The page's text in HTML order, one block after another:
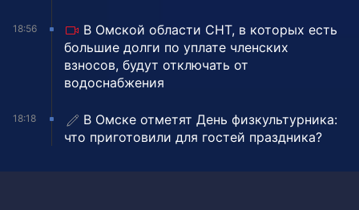
18:56
В Омской области СНТ, в которых есть
большие долги по уплате членских
взносов, будут отключать от
водоснабжения
18:18
В Омске отметят День физкультурника:
что приготовили для гостей праздника?